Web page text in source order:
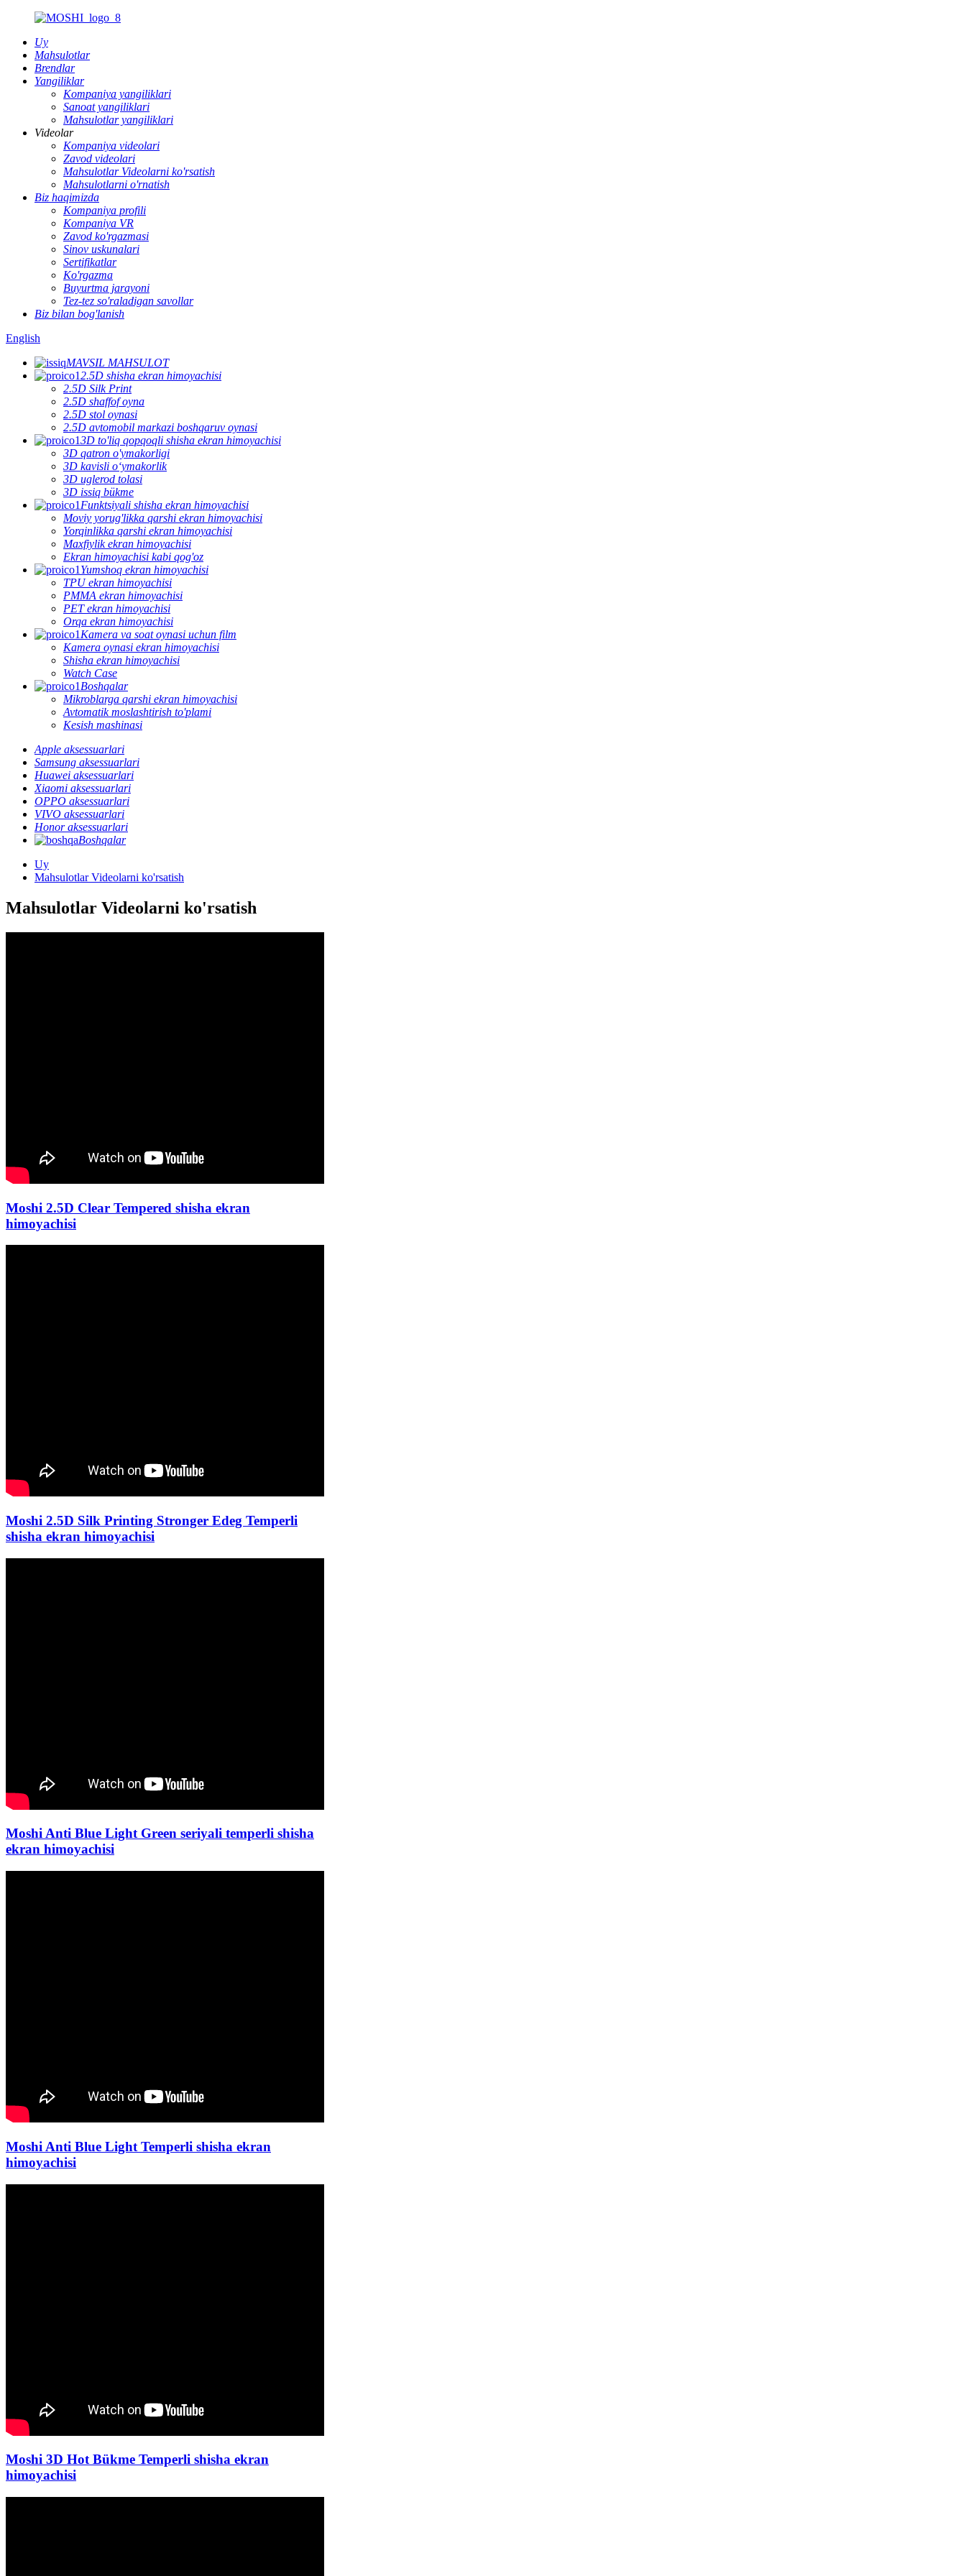
Uy
Mahsulotlar
Brendlar
Yangiliklar
Kompaniya yangiliklari
Sanoat yangiliklari
Mahsulotlar yangiliklari
Videolar
Kompaniya videolari
Zavod videolari
Mahsulotlar Videolarni ko'rsatish
Mahsulotlarni o'rnatish
Biz haqimizda
Kompaniya profili
Kompaniya VR
Zavod ko'rgazmasi
Sinov uskunalari
Sertifikatlar
Ko'rgazma
Buyurtma jarayoni
Tez-tez so'raladigan savollar
Biz bilan bog'lanish
English
MAVSIL MAHSULOT
2.5D shisha ekran himoyachisi
2.5D Silk Print
2.5D shaffof oyna
2.5D stol oynasi
2.5D avtomobil markazi boshqaruv oynasi
3D to'liq qopqoqli shisha ekran himoyachisi
3D qatron o'ymakorligi
3D kavisli oʻymakorlik
3D uglerod tolasi
3D issiq bükme
Funktsiyali shisha ekran himoyachisi
Moviy yorug'likka qarshi ekran himoyachisi
Yorqinlikka qarshi ekran himoyachisi
Maxfiylik ekran himoyachisi
Ekran himoyachisi kabi qog'oz
Yumshoq ekran himoyachisi
TPU ekran himoyachisi
PMMA ekran himoyachisi
PET ekran himoyachisi
Orqa ekran himoyachisi
Kamera va soat oynasi uchun film
Kamera oynasi ekran himoyachisi
Shisha ekran himoyachisi
Watch Case
Boshqalar
Mikroblarga qarshi ekran himoyachisi
Avtomatik moslashtirish to'plami
Kesish mashinasi
Apple aksessuarlari
Samsung aksessuarlari
Huawei aksessuarlari
Xiaomi aksessuarlari
OPPO aksessuarlari
VIVO aksessuarlari
Honor aksessuarlari
Boshqalar
Uy
Mahsulotlar Videolarni ko'rsatish
Mahsulotlar Videolarni ko'rsatish
Moshi 2.5D Clear Tempered shisha ekran
himoyachisi
Moshi 2.5D Silk Printing Stronger Edeg Temperli
shisha ekran himoyachisi
Moshi Anti Blue Light Green seriyali temperli shisha
ekran himoyachisi
Moshi Anti Blue Light Temperli shisha ekran
himoyachisi
Moshi 3D Hot Bükme Temperli shisha ekran
himoyachisi